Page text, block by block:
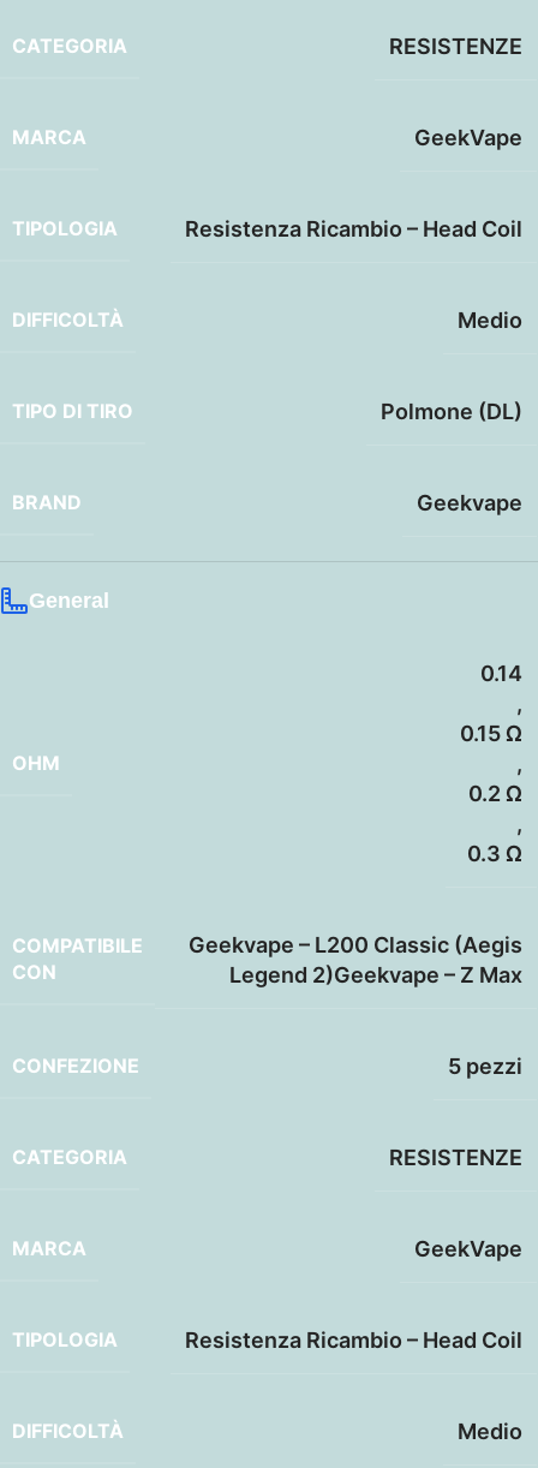
CATEGORIA RESISTENZE
MARCA GeekVape
TIPOLOGIA Resistenza Ricambio – Head Coil
DIFFICOLTÀ Medio
TIPO DI TIRO Polmone (DL)
BRAND Geekvape
General
OHM
0.14
,
0.15 Ω
,
0.2 Ω
,
0.3 Ω
COMPATIBILE
CON
Geekvape – L200 Classic (Aegis
Legend 2)Geekvape – Z Max
CONFEZIONE 5 pezzi
CATEGORIA RESISTENZE
MARCA GeekVape
TIPOLOGIA Resistenza Ricambio – Head Coil
DIFFICOLTÀ Medio